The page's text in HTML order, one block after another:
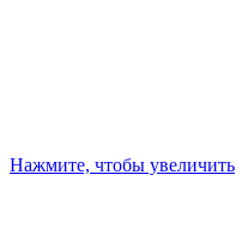
Нажмите, чтобы увеличить